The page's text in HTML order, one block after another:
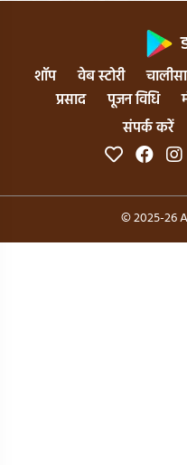
शॉप वेब स्टोरी चालीसा
प्रसाद
पूजन विधि
संपर्क करें
© 2025-26